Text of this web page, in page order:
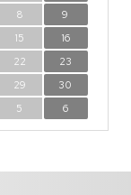
8
9
15
16
22
23
29
30
5 6